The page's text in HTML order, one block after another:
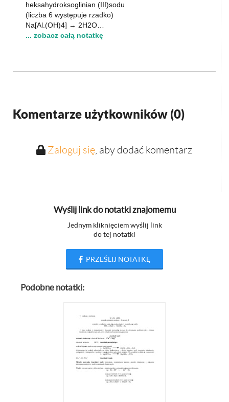
heksahydroksoglinian (III)sodu
(liczba 6 występuje rzadko)
Na[Al.(OH)4] → 2H2O…
... zobacz całą notatkę
Komentarze użytkowników (0)
Zaloguj się, aby dodać komentarz
Wyślij link do notatki znajomemu
Jednym kliknięciem wyślij link
do tej notatki
PRZEŚLIJ NOTATKĘ
Podobne notatki: